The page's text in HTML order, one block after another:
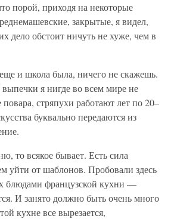
порой, приходя на некоторые
закрытые, я видел,
дело обстоит ничуть не хуже, чем в
и школа была, ничего не скажешь.
я нигде во всем мире не
стряпухи работают лет по 20–
буквально передаются из
то всякое бывает. Есть сила
уйти от шаблонов. Пробовали здесь
блюдами французской кухни —
И занято должно быть очень много
кухне все вырезается,